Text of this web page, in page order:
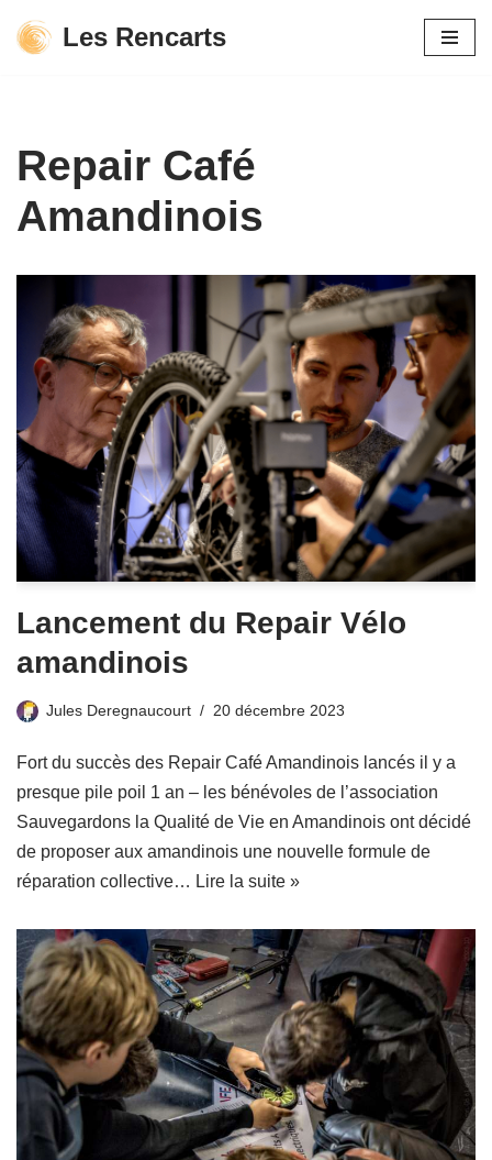
Aller
Les Rencarts
Repair Café
Amandinois
Lancement du Repair Vélo
amandinois
Jules Deregnaucourt 20 décembre 2023
Fort du succès des Repair Café Amandinois lancés il y a
presque pile poil 1 an – les bénévoles de l’association
Sauvegardons la Qualité de Vie en Amandinois ont décidé
de proposer aux amandinois une nouvelle formule de
réparation collective… Lire la suite »